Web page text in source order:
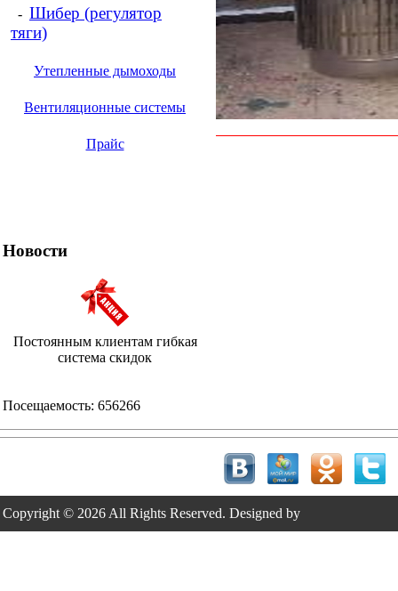
- Шибер (регулятор
тяги)
Утепленные дымоходы
Вентиляционные системы
Прайс
Новости
Постоянным клиентам гибкая
система скидок
Посещаемость: 656266
Copyright © 2026 All Rights Reserved. Designed by